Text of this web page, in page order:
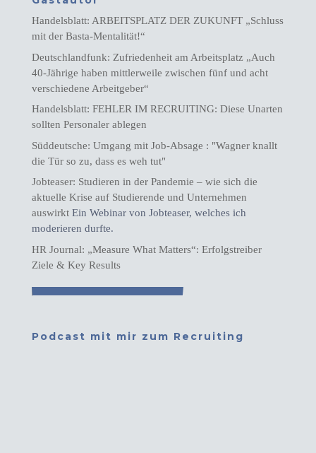
Handelsblatt: ARBEITSPLATZ DER ZUKUNFT „Schluss
mit der Basta-Mentalität!“
Deutschlandfunk: Zufriedenheit am Arbeitsplatz „Auch
40-Jährige haben mittlerweile zwischen fünf und acht
verschiedene Arbeitgeber“
Handelsblatt: FEHLER IM RECRUITING: Diese Unarten
sollten Personaler ablegen
Süddeutsche: Umgang mit Job-Absage : "Wagner knallt
die Tür so zu, dass es weh tut"
Jobteaser: Studieren in der Pandemie – wie sich die
aktuelle Krise auf Studierende und Unternehmen
auswirktEin Webinar von Jobteaser, welches ich
moderieren durfte.
HR Journal: „Measure What Matters“: Erfolgstreiber
Ziele & Key Results
Podcast mit mir zum Recruiting